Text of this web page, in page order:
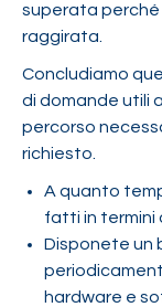
superata
raggirata.
Concludiamo
di domande utili
percorso
richiesto.
A quanto
fatti in termini
Disponete un
hardware e